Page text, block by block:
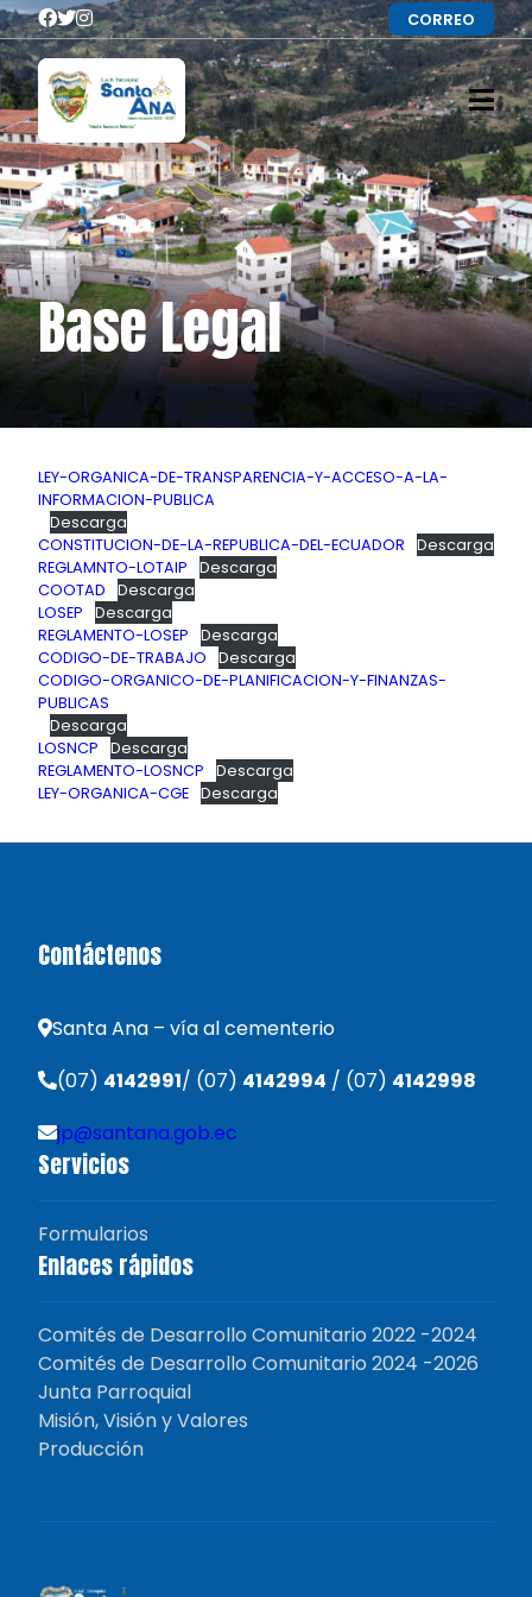
CORREO
Base Legal
LEY-ORGANICA-DE-TRANSPARENCIA-Y-ACCESO-A-LA-
INFORMACION-PUBLICA
Descarga
CONSTITUCION-DE-LA-REPUBLICA-DEL-ECUADOR
Descarga
REGLAMNTO-LOTAIP
Descarga
COOTAD
Descarga
LOSEP
Descarga
REGLAMENTO-LOSEP
Descarga
CODIGO-DE-TRABAJO
Descarga
CODIGO-ORGANICO-DE-PLANIFICACION-Y-FINANZAS-
PUBLICAS
Descarga
LOSNCP
Descarga
REGLAMENTO-LOSNCP
Descarga
LEY-ORGANICA-CGE Descarga
Contáctenos
Santa Ana – vía al cementerio
(07) 4142991/ (07) 4142994 / (07) 4142998
jp@santana.gob.ec
Servicios
Formularios
Enlaces rápidos
Comités de Desarrollo Comunitario 2022 -2024
Comités de Desarrollo Comunitario 2024 -2026
Junta Parroquial
Misión, Visión y Valores
Producción